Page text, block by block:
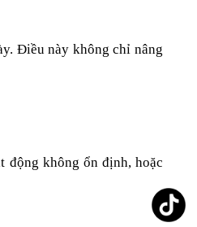
Điều này không chỉ nâng
động không ổn định, hoặc